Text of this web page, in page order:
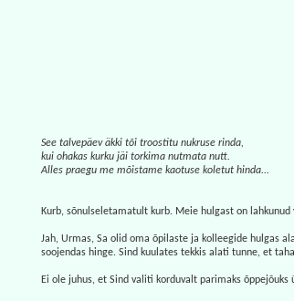
See talvepäev äkki tõi troostitu nukruse rinda,
kui ohakas kurku jäi torkima nutmata nutt.
Alles praegu me mõistame kaotuse koletut hinda...
Kurb, sõnulseletamatult kurb. Meie hulgast on
Jah, Urmas, Sa olid oma õpilaste ja kolleegide hulgas
soojendas hinge. Sind kuulates tekkis alati tunne, et
Ei ole juhus, et Sind valiti korduvalt parimaks